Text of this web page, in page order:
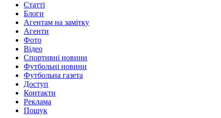
Статті
Блоги
Агентам на замітку
Агенти
Фото
Відео
Спортивні новини
Футбольні новини
Футбольна газета
Доступ
Контакти
Реклама
Пошук